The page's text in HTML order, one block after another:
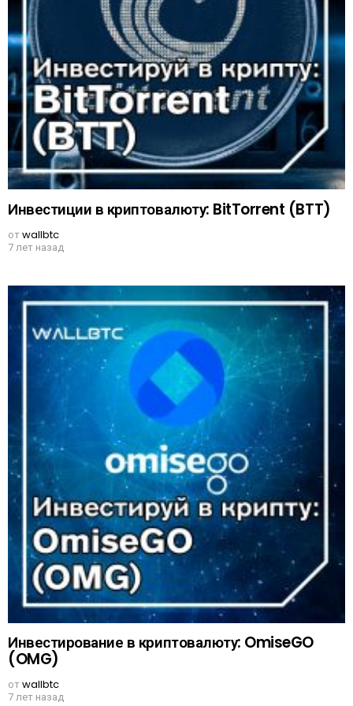
Инвестиции в криптовалюту: BitTorrent (BTT)
отwallbtc
7 лет назад
Инвестирование в криптовалюту: OmiseGO
(OMG)
отwallbtc
7 лет назад